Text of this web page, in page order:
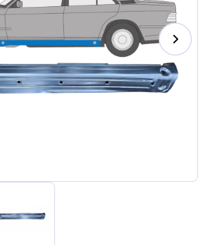
Magyar
Hrvatski
Português
Slovenian